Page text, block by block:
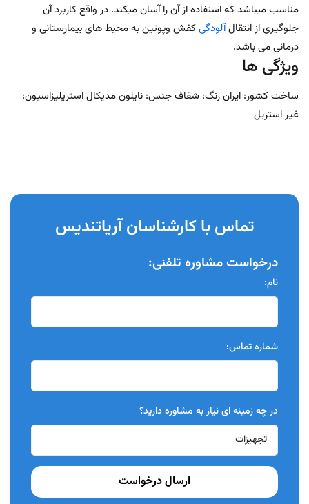
مناسب میباشد که استفاده از آن را آسان میکند. در واقع کاربرد آن
جلوگیری از انتقالآلودگیکفش وپوتین به محیط های بیمارستانی و
درمانی می باشد.
ویژگی ها
ساخت کشور: ایران رنگ: شفاف جنس: نایلون مدیکال استریلیزاسیون:
غیر استریل
تماس با کارشناسان آریاتندیس
درخواست مشاوره تلفنی:
نام:
شماره تماس:
در چه زمینه ای نیاز به مشاوره دارید؟
ارسال درخواست